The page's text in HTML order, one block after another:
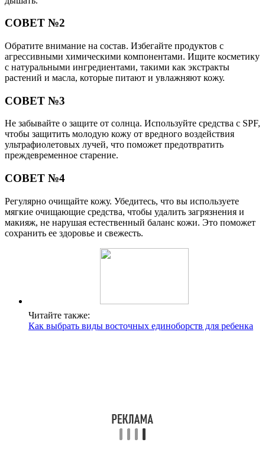
СОВЕТ №2
Обратите внимание на состав. Избегайте продуктов с
агрессивными химическими компонентами. Ищите косметику
с натуральными ингредиентами, такими как экстракты
растений и масла, которые питают и увлажняют кожу.
СОВЕТ №3
Не забывайте о защите от солнца. Используйте средства с SPF,
чтобы защитить молодую кожу от вредного воздействия
ультрафиолетовых лучей, что поможет предотвратить
преждевременное старение.
СОВЕТ №4
Регулярно очищайте кожу. Убедитесь, что вы используете
мягкие очищающие средства, чтобы удалить загрязнения и
макияж, не нарушая естественный баланс кожи. Это поможет
сохранить ее здоровье и свежесть.
Читайте также:
Как выбрать виды восточных единоборств для ребенка